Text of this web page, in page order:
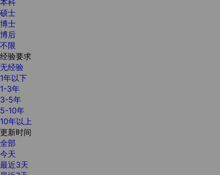
硕士
博士
博后
不限
经验要求
无经验
1年以下
1-3年
3-5年
5-10年
10年以上
更新时间
全部
今天
最近3天